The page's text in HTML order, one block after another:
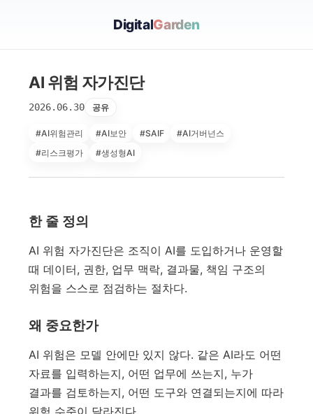
DigitalGarden
AI 위험 자가진단
2026.06.30 공유
#AI위험관리 #AI보안 #SAIF
#AI거버넌스
#리스크평가
#생성형AI
한 줄 정의
AI 위험 자가진단은 조직이 AI를 도입하거나 운영할
때 데이터, 권한, 업무 맥락, 결과물, 책임 구조의
위험을 스스로 점검하는 절차다.
왜 중요한가
AI 위험은 모델 안에만 있지 않다. 같은 AI라도 어떤
자료를 입력하는지, 어떤 업무에 쓰는지, 누가
결과를 검토하는지, 어떤 도구와 연결되는지에 따라